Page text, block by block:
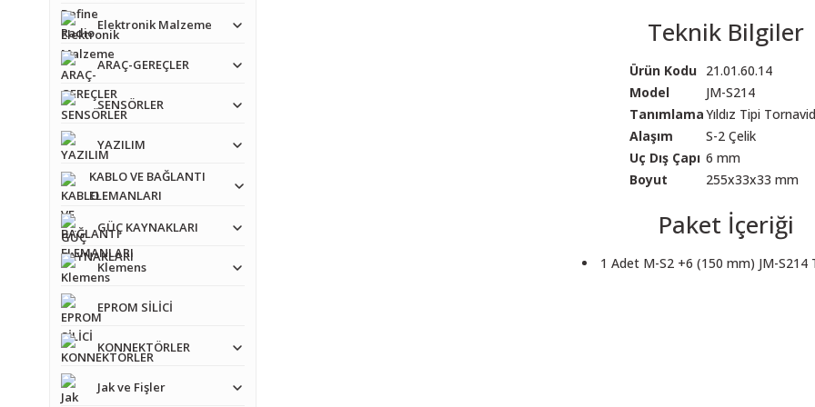
Elektronik Malzeme
ARAÇ-GEREÇLER
SENSÖRLER
YAZILIM
KABLO VE BAĞLANTI
ELEMANLARI
GÜÇ KAYNAKLARI
Klemens
EPROM SİLİCİ
KONNEKTÖRLER
Jak ve Fişler
Teknik Bilgiler
Ürün Kodu
21.01.60.14
Model
JM-S214
TanımlamaYıldız Tipi
Alaşım
S-2 Çelik
Uç Dış Çapı 6 mm
Boyut
255x33x33 mm
Paket İçeriği
1 Adet M-S2 +6 (150 mm) JM-S214